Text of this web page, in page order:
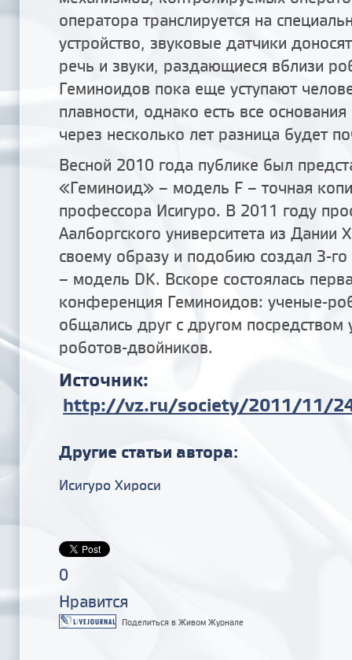
оператора транслируется на
устройство, звуковые датчики
речь и звуки, раздающиеся вблизи
Геминоидов пока еще уступают
плавности, однако есть все
через несколько лет разница будет
Весной 2010 года публике был
«Геминоид» – модель F – точная
профессора Исигуро. В 2011 году
Аалборгского университета из
своему образу и подобию создал 3-
– модель DK. Вскоре состоялась
конференция Геминоидов: ученые-
общались друг с другом
роботов-двойников.
Источник:
http://vz.ru/society/2011/11/
Другие статьи автора:
Исигуро Хироси
0
Нравится
Поделиться в Живом Журнале